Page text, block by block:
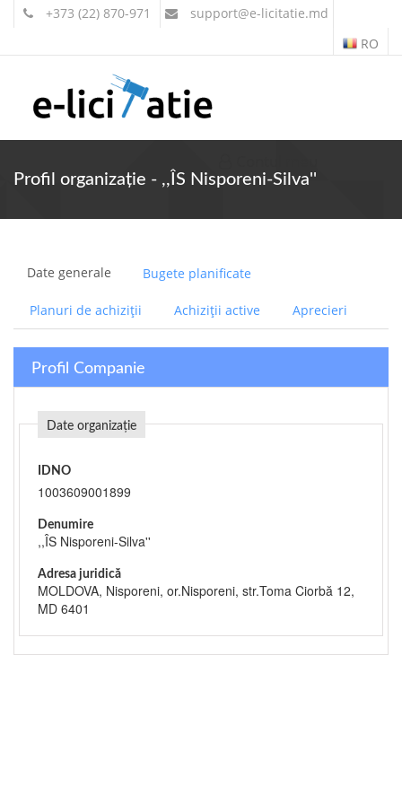
+373 (22) 870-971 support@e-licitatie.md
RO
Profil organizație - ,,ÎS Nisporeni-Silva''
Date generale Bugete planificate
Planuri de achiziții Achiziții active Aprecieri
Profil Companie
Date organizație
IDNO
1003609001899
Denumire
,,ÎS Nisporeni-Silva''
Adresa juridică
MOLDOVA, Nisporeni, or.Nisporeni, str.Toma Ciorbă 12,
MD 6401